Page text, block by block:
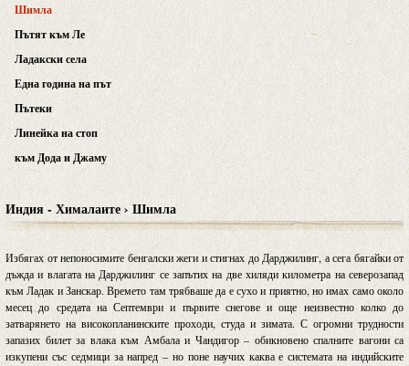
Шимла
Пътят към Ле
Ладакски села
Една година на път
Пътеки
Линейка на стоп
към Дода и Джаму
Индия - Хималаите › Шимла
Избягах от непоносимите бенгалски жеги и стигнах до Дарджилинг, а сега бягайки от
дъжда и влагата на Дарджилинг се запътих на две хиляди километра на северозапад
към Ладак и Занскар. Времето там трябваше да е сухо и приятно, но имах само около
месец до средата на Септември и първите снегове и още неизвестно колко до
затварянето на високопланинските проходи, студа и зимата. С огромни трудности
запазих билет за влака към Амбала и Чандигор – обикновено спалните вагони са
изкупени със седмици за напред – но поне научих каква е системата на индийските